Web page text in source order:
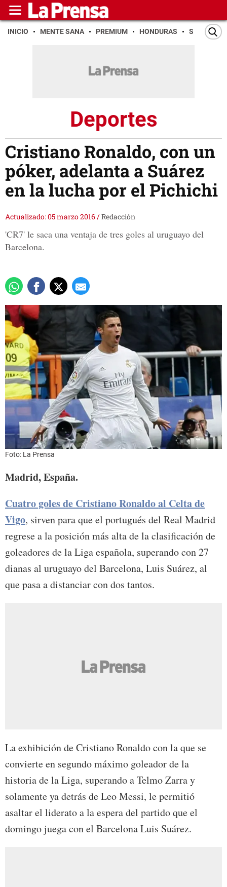
INICIO MENTE SANA PREMIUM HONDURAS SAN PEDRO
Deportes
Cristiano Ronaldo, con un
póker, adelanta a Suárez
en la lucha por el Pichichi
Actualizado: 05 marzo 2016/Redacción
'CR7' le saca una ventaja de tres goles al uruguayo del
Barcelona.
Foto: La Prensa
Madrid, España.
Cuatro goles de Cristiano Ronaldo al Celta de
Vigo, sirven para que el portugués del Real Madrid
regrese a la posición más alta de la clasificación de
goleadores de la Liga española, superando con 27
dianas al uruguayo del Barcelona, Luis Suárez, al
que pasa a distanciar con dos tantos.
La exhibición de Cristiano Ronaldo con la que se
convierte en segundo máximo goleador de la
historia de la Liga, superando a Telmo Zarra y
solamente ya detrás de Leo Messi, le permitió
asaltar el liderato a la espera del partido que el
domingo juega con el Barcelona Luis Suárez.